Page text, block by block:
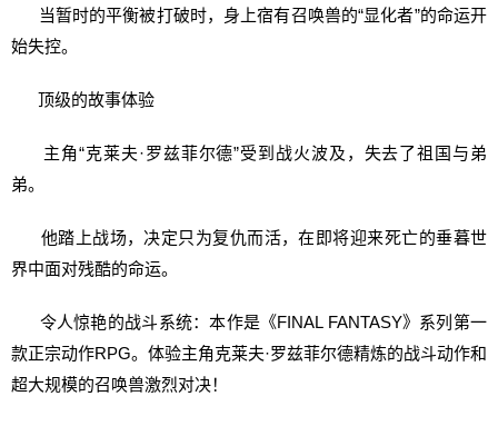
当暂时的平衡被打破时，身上宿有召唤兽的“显化者”的命运开
始失控。
顶级的故事体验
主角“克莱夫·罗兹菲尔德”受到战火波及，失去了祖国与弟
弟。
他踏上战场，决定只为复仇而活，在即将迎来死亡的垂暮世
界中面对残酷的命运。
令人惊艳的战斗系统：本作是《FINAL FANTASY》系列第一
款正宗动作RPG。体验主角克莱夫·罗兹菲尔德精炼的战斗动作和
超大规模的召唤兽激烈对决！